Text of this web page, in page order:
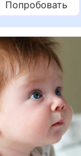
Попробовать